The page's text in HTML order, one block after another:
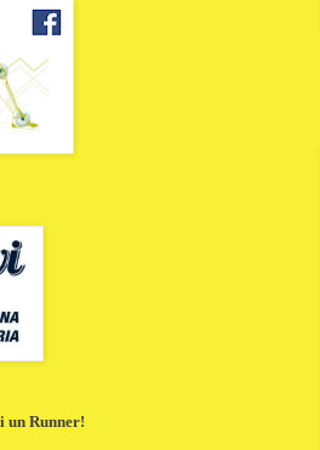
un Runner!